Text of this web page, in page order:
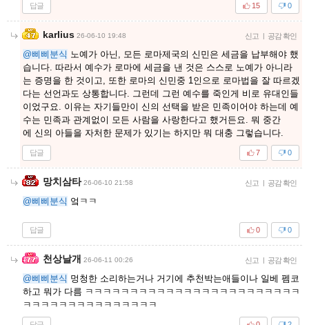
답글 0
15
karlius 26-06-10 19:48 신고 | 공감 확인
@삐삐분식 노예가 아닌, 모든 로마제국의 신민은 세금을 납부해야 했
습니다. 따라서 예수가 로마에 세금을 낸 것은 스스로 노예가 아니라
는 증명을 한 것이고, 또한 로마의 신민중 1인으로 로마법을 잘 따르겠
다는 선언과도 상통합니다. 그런데 그런 예수를 죽인게 비로 유대인들
이었구요. 이유는 자기들만이 신의 선택을 받은 민족이어야 하는데 예
수는 민족과 관계없이 모든 사람을 사랑한다고 했거든요. 뭐 중간
에 신의 아들을 자처한 문제가 있기는 하지만 뭐 대충 그렇습니다.
답글 0
7
망치삼타 26-06-10 21:58 신고 | 공감 확인
@삐삐분식 엌ㅋㅋ
답글 0
0
천상날개 26-06-11 00:26 신고 | 공감 확인
@삐삐분식 멍청한 소리하는거나 거기에 추천박는애들이나 일베 펨코
하고 뭐가 다름 ㅋㅋㅋㅋㅋㅋㅋㅋㅋㅋㅋㅋㅋㅋㅋㅋㅋㅋㅋㅋㅋㅋㅋㅋ
ㅋㅋㅋㅋㅋㅋㅋㅋㅋㅋㅋㅋㅋㅋㅋ